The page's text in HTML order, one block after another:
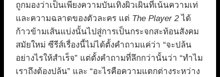
ถูกมองว่าเป็นเพียงความบันเทิงผิวเผินที่เน้นความเท่
และความฉลาดของตัวละคร แต่ The Player 2ได้
ก้าวข้ามเส้นแบ่งนั้นไปสู่การเป็นกระจกสะท้อนสังคม
สมัยใหม่ ซีรีส์เรื่องนี้ไม่ได้ตั้งคำถามแค่ว่า “จะปล้น
อย่างไรให้สำเร็จ” แต่ตั้งคำถามที่ลึกกว่านั้นว่า “ทำไม
เราถึงต้องปล้น” และ “อะไรคือความแตกต่างระหว่าง